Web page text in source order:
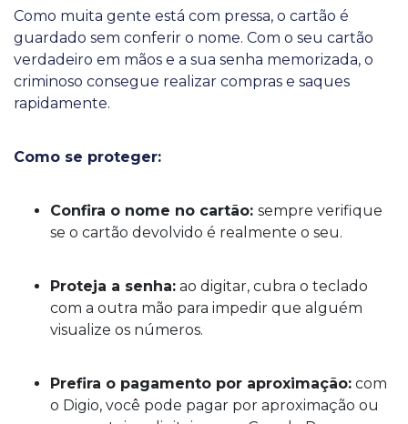
Como muita gente está com pressa, o cartão é
guardado sem conferir o nome. Com o seu cartão
verdadeiro em mãos e a sua senha memorizada, o
criminoso consegue realizar compras e saques
rapidamente.
Como se proteger:
Confira o nome no cartão: sempre verifique
se o cartão devolvido é realmente o seu.
Proteja a senha: ao digitar, cubra o teclado
com a outra mão para impedir que alguém
visualize os números.
Prefira o pagamento por aproximação: com
o Digio, você pode pagar por aproximação ou